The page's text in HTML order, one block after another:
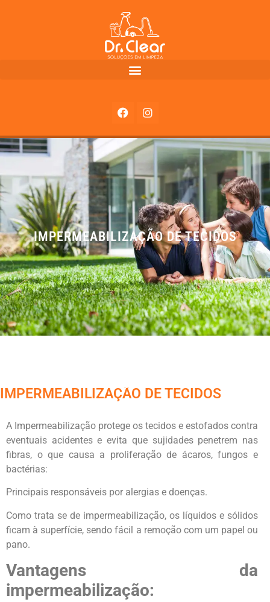
IMPERMEABILIZAÇÃO DE TECIDOS
IMPERMEABILIZAÇÃO DE TECIDOS
A Impermeabilização protege os tecidos e estofados contra
eventuais acidentes e evita que sujidades penetrem nas
fibras, o que causa a proliferação de ácaros, fungos e
bactérias:
Principais responsáveis por alergias e doenças.
Como trata se de impermeabilização, os líquidos e sólidos
ficam à superfície, sendo fácil a remoção com um papel ou
pano.
Vantagens da
impermeabilização: